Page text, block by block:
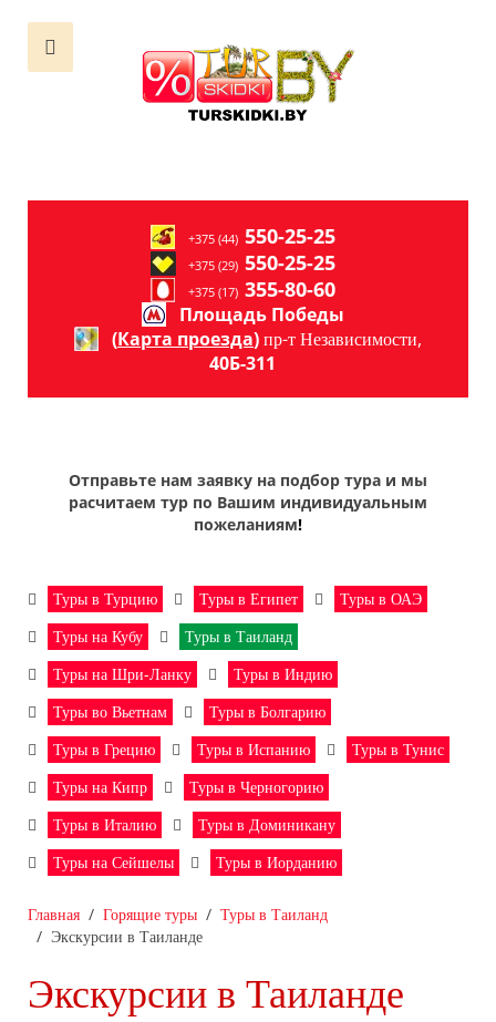
+375 (44) 550-25-25
+375 (29) 550-25-25
+375 (17) 355-80-60
Площадь Победы
(Карта проезда)пр-т Независимости,
40Б-311
Отправьте нам заявку на подбор тура и мы
расчитаем тур по Вашим индивидуальным
пожеланиям!
Туры в Турцию Туры в Египет
Туры в ОАЭ
Туры на Кубу
Туры в Таиланд
Туры на Шри-Ланку
Туры в Индию
Туры во Вьетнам
Туры в Болгарию
Туры в Грецию
Туры в Испанию
Туры в Тунис
Туры на Кипр
Туры в Черногорию
Туры в Италию
Туры в Доминикану
Туры на Сейшелы
Туры в Иорданию
Главная Горящие туры
Туры в Таиланд
Экскурсии в Таиланде
Экскурсии в Таиланде